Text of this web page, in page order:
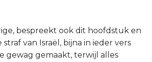
bespreekt ook dit hoofdstuk en
van Israël, bijna in ieder vers
gewag gemaakt, terwijl alles